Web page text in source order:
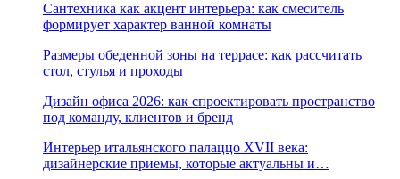
Сантехника как акцент интерьера: как смеситель
формирует характер ванной комнаты
Размеры обеденной зоны на террасе: как рассчитать
стол, стулья и проходы
Дизайн офиса 2026: как спроектировать пространство
под команду, клиентов и бренд
Интерьер итальянского палаццо XVII века:
дизайнерские приемы, которые актуальны и…